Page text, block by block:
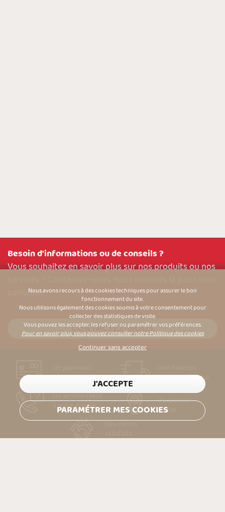
Besoin d'informations ou de conseils ?
Vous souhaitez en savoir plus sur nos produits ou nos
conseiller
CONTACTEZ-NOUS
sécurisé
simple & efficace
Un service client
à votre écoute
Des années
d'expertise
métier
Des clients
Nous avons recours à des cookies techniques pour assurer le bon
fonctionnement du site.
Nous utilisons également des cookies soumis à votre consentement pour
collecter des statistiques de visite.
Vous pouvez les accepter, les refuser ou paramétrer vos préférences.
Pour en savoir plus, vous pouvez consulter notre Politique des cookies
Continuer sans accepter
J'ACCEPTE
PARAMÉTRER MES COOKIES